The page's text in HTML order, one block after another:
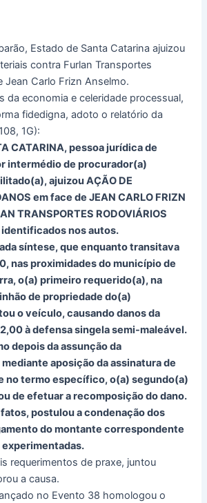
Estado de Santa Catarina ajuizou
contra Furlan Transportes
Jean Carlo Frizn Anselmo.
da economia e celeridade processual,
fidedigna, adoto o relatório da
1G):
CATARINA, pessoa jurídica de
intermédio de procurador(a)
ajuizou AÇÃO DE
em face de JEAN CARLO FRIZN
TRANSPORTES RODOVIÁRIOS
identificados nos autos.
síntese, que enquanto transitava
nas proximidades do município de
o(a) primeiro requerido(a), na
de propriedade do(a)
o veículo, causando danos da
à defensa singela semi-maleável.
depois da assunção da
aposição da assinatura de
no termo específico, o(a) segundo(a)
de efetuar a recomposição do dano.
postulou a condenação dos
do montante correspondente
experimentadas.
requerimentos de praxe, juntou
a causa.
no Evento 38 homologou o